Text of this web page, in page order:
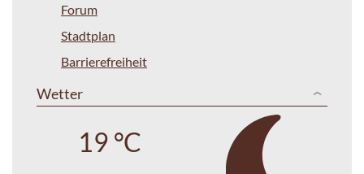
Forum
Stadtplan
Barrierefreiheit
Wetter
19 °C